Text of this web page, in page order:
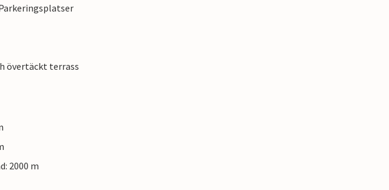
övertäckt terrass
2000 m